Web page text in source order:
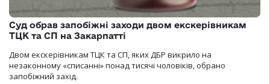
Суд обрав запобіжні заходи двом екскерівникам
ТЦК та СП на Закарпатті
Двом екскерівникам ТЦК та СП, яких ДБР викрило на
незаконному «списанні» понад тисячі чоловіків, обрано
запобіжний захід.